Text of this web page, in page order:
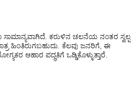
ಸಾಮಾನ್ಯವಾಗಿದೆ. ಕರುಳಿನ ಚಲನೆಯ ನಂತರ ಸ್ವಲ್ಪ
ಹಿಂತಿರುಗಬಹುದು. ಕೆಲವು ಜನರಿಗೆ, ಈ
ಆಹಾರ ಪದ್ಧತಿಗೆ ಒಡ್ಡಿಕೊಳ್ಳುತ್ತಾರೆ.